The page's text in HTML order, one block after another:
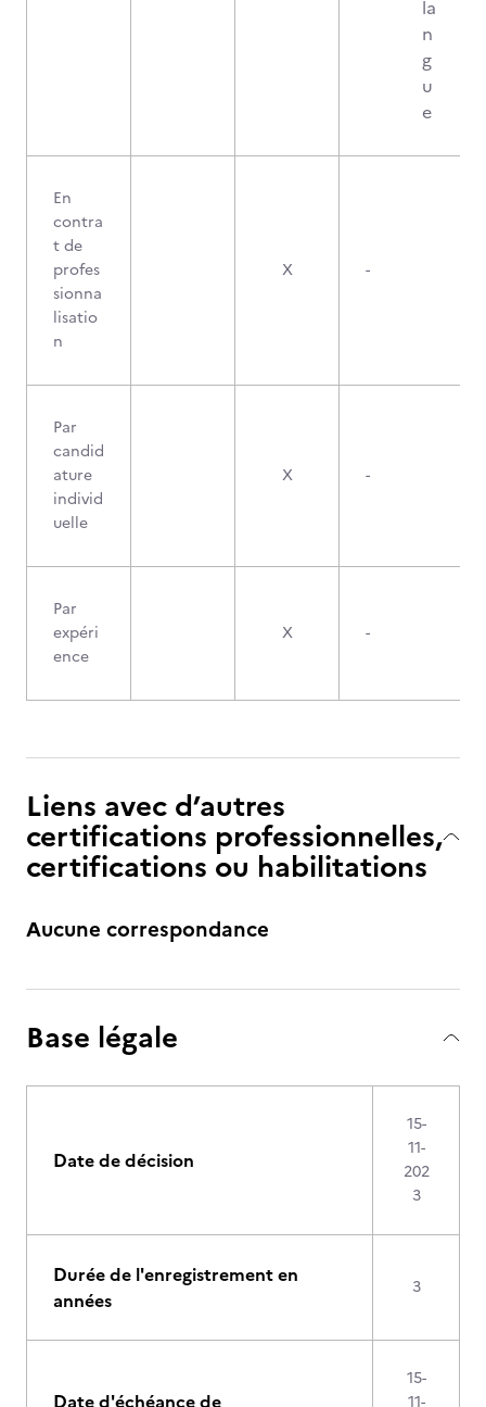
la
n
g
u
e
En
contra
t de
profes
sionna
lisatio
n
X -
Par
candid
ature
individ
uelle
X -
Par
expéri
ence
X -
Liens avec d’autres
certifications professionnelles,
certifications ou habilitations
Aucune correspondance
Base légale
Date de décision
15-
11-
202
3
Durée de l'enregistrement en
années
3
Date d'échéance de
15-
11-